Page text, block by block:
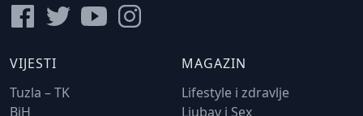
VIJESTI
Tuzla – TK
BiH
MAGAZIN
Lifestyle i zdravlje
Ljubav i Sex